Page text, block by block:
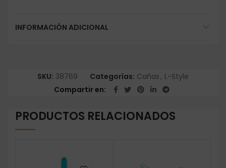
INFORMACIÓN ADICIONAL
SKU: 38769 Categorías: Cañas, L-Style
Compartir en
PRODUCTOS RELACIONADOS